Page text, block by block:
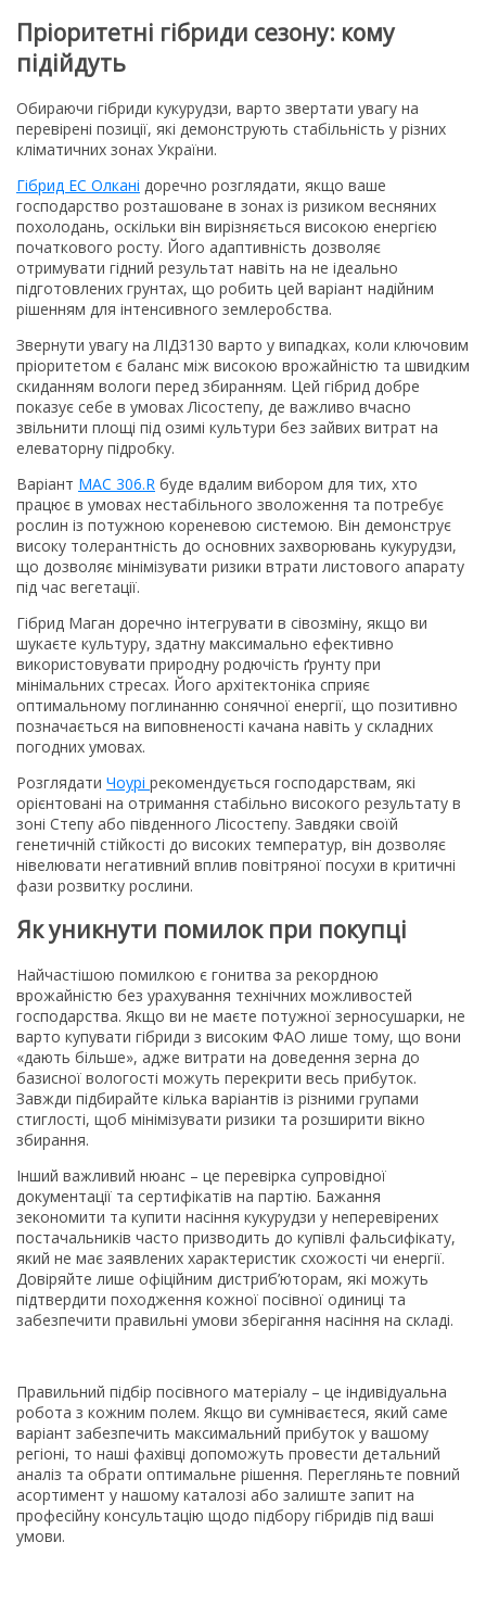
Пріоритетні гібриди сезону: кому
підійдуть
Обираючи гібриди кукурудзи, варто звертати увагу на
перевірені позиції, які демонструють стабільність у різних
кліматичних зонах України.
Гібрид EC Олкані доречно розглядати, якщо ваше
господарство розташоване в зонах із ризиком весняних
похолодань, оскільки він вирізняється високою енергією
початкового росту. Його адаптивність дозволяє
отримувати гідний результат навіть на не ідеально
підготовлених грунтах, що робить цей варіант надійним
рішенням для інтенсивного землеробства.
Звернути увагу на ЛІД3130 варто у випадках, коли ключовим
пріоритетом є баланс між високою врожайністю та швидким
скиданням вологи перед збиранням. Цей гібрид добре
показує себе в умовах Лісостепу, де важливо вчасно
звільнити площі під озимі культури без зайвих витрат на
елеваторну підробку.
Варіант MAC 306.R буде вдалим вибором для тих, хто
працює в умовах нестабільного зволоження та потребує
рослин із потужною кореневою системою. Він демонструє
високу толерантність до основних захворювань кукурудзи,
що дозволяє мінімізувати ризики втрати листового апарату
під час вегетації.
Гібрид Маган доречно інтегрувати в сівозміну, якщо ви
шукаєте культуру, здатну максимально ефективно
використовувати природну родючість ґрунту при
мінімальних стресах. Його архітектоніка сприяє
оптимальному поглинанню сонячної енергії, що позитивно
позначається на виповненості качана навіть у складних
погодних умовах.
Розглядати Чоурі рекомендується господарствам, які
орієнтовані на отримання стабільно високого результату в
зоні Степу або південного Лісостепу. Завдяки своїй
генетичній стійкості до високих температур, він дозволяє
нівелювати негативний вплив повітряної посухи в критичні
фази розвитку рослини.
Як уникнути помилок при покупці
Найчастішою помилкою є гонитва за рекордною
врожайністю без урахування технічних можливостей
господарства. Якщо ви не маєте потужної зерносушарки, не
варто купувати гібриди з високим ФАО лише тому, що вони
«дають більше», адже витрати на доведення зерна до
базисної вологості можуть перекрити весь прибуток.
Завжди підбирайте кілька варіантів із різними групами
стиглості, щоб мінімізувати ризики та розширити вікно
збирання.
Інший важливий нюанс – це перевірка супровідної
документації та сертифікатів на партію. Бажання
зекономити та купити насіння кукурудзи у неперевірених
постачальників часто призводить до купівлі фальсифікату,
який не має заявлених характеристик схожості чи енергії.
Довіряйте лише офіційним дистриб’юторам, які можуть
підтвердити походження кожної посівної одиниці та
забезпечити правильні умови зберігання насіння на складі.
Правильний підбір посівного матеріалу – це індивідуальна
робота з кожним полем. Якщо ви сумніваєтеся, який саме
варіант забезпечить максимальний прибуток у вашому
регіоні, то наші фахівці допоможуть провести детальний
аналіз та обрати оптимальне рішення. Перегляньте повний
асортимент у нашому каталозі або залиште запит на
професійну консультацію щодо підбору гібридів під ваші
умови.